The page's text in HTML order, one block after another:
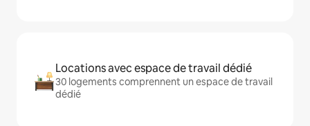
Locations avec espace de travail dédié
30 logements comprennent un espace de travail
dédié